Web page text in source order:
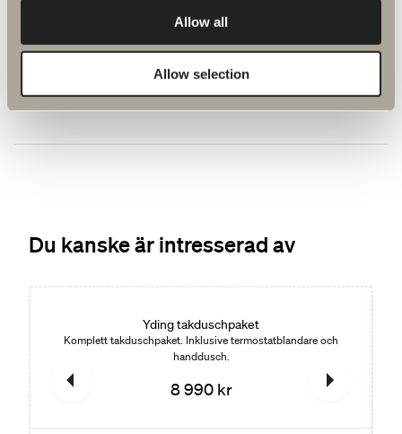
Allow all
Allow selection
1 390 kr
Väggbricka
Till Stuor, Yding och Spika
Du kanske är intresserad av
Yding takduschpaket
Komplett takduschpaket. Inklusive termostatblandare och
handdusch.
8 990 kr